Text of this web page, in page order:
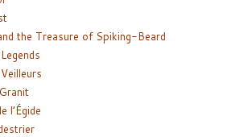
the Treasure of Spiking-Beard
l’Égide